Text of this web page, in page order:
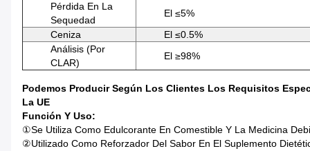
Pérdida En La
Sequedad
El ≤5%
Ceniza
El ≤0.5%
Análisis (por
CLAR)
El ≥98%
Podemos Producir Según Los Clientes Los Requisitos
La UE
Función Y Uso:
①Se Utiliza Como Edulcorante En Comestible Y La Medicina
②Utilizado Como Reforzador Del Sabor En El Suplemento